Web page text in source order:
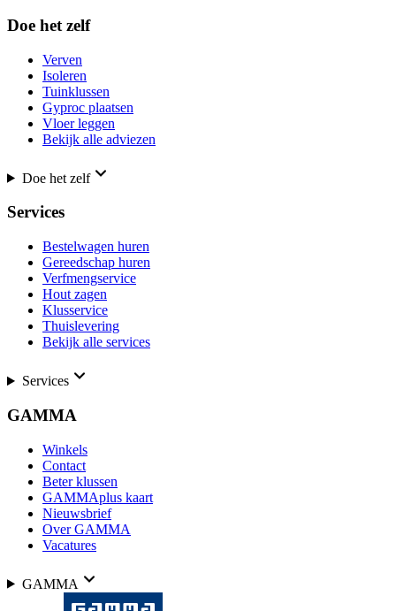
Doe het zelf
Verven
Isoleren
Tuinklussen
Gyproc plaatsen
Vloer leggen
Bekijk alle adviezen
Doe het zelf
Services
Bestelwagen huren
Gereedschap huren
Verfmengservice
Hout zagen
Klusservice
Thuislevering
Bekijk alle services
Services
GAMMA
Winkels
Contact
Beter klussen
GAMMAplus kaart
Nieuwsbrief
Over GAMMA
Vacatures
GAMMA